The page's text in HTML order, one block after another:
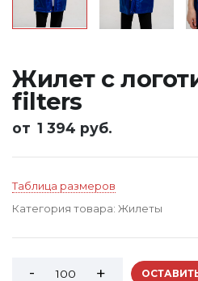
Жилет с
filters
от 1 394 руб.
Таблица размеров
Категория товара: Жилеты